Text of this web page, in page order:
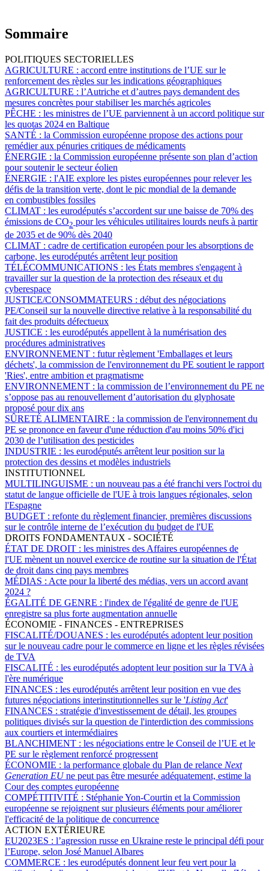
Sommaire
POLITIQUES SECTORIELLES
AGRICULTURE : accord entre institutions de l’UE sur le
renforcement des règles sur les indications géographiques
AGRICULTURE : l’Autriche et d’autres pays demandent des
mesures concrètes pour stabiliser les marchés agricoles
PÊCHE : les ministres de l’UE parviennent à un accord politique sur
les quotas 2024 en Baltique
SANTÉ : la Commission européenne propose des actions pour
remédier aux pénuries critiques de médicaments
ÉNERGIE : la Commission européenne présente son plan d’action
pour soutenir le secteur éolien
ÉNERGIE : l'AIE explore les pistes européennes pour relever les
défis de la transition verte, dont le pic mondial de la demande
en combustibles fossiles
CLIMAT : les eurodéputés s’accordent sur une baisse de 70% des
émissions de CO2 pour les véhicules utilitaires lourds neufs à partir
de 2035 et de 90% dès 2040
CLIMAT : cadre de certification européen pour les absorptions de
carbone, les eurodéputés arrêtent leur position
TÉLÉCOMMUNICATIONS : les États membres s'engagent à
travailler sur la question de la protection des réseaux et du
cyberespace
JUSTICE/CONSOMMATEURS : début des négociations
PE/Conseil sur la nouvelle directive relative à la responsabilité du
fait des produits défectueux
JUSTICE : les eurodéputés appellent à la numérisation des
procédures administratives
ENVIRONNEMENT : futur règlement 'Emballages et leurs
déchets', la commission de l'environnement du PE soutient le rapport
'Ries', entre ambition et pragmatisme
ENVIRONNEMENT : la commission de l’environnement du PE ne
s’oppose pas au renouvellement d’autorisation du glyphosate
proposé pour dix ans
SÛRETÉ ALIMENTAIRE : la commission de l'environnement du
PE se prononce en faveur d'une réduction d'au moins 50% d'ici
2030 de l’utilisation des pesticides
INDUSTRIE : les eurodéputés arrêtent leur position sur la
protection des dessins et modèles industriels
INSTITUTIONNEL
MULTILINGUISME : un nouveau pas a été franchi vers l'octroi du
statut de langue officielle de l'UE à trois langues régionales, selon
l'Espagne
BUDGET : refonte du règlement financier, premières discussions
sur le contrôle interne de l’exécution du budget de l'UE
DROITS FONDAMENTAUX - SOCIÉTÉ
ÉTAT DE DROIT : les ministres des Affaires européennes de
l'UE mènent un nouvel exercice de routine sur la situation de l'État
de droit dans cinq pays membres
MÉDIAS : Acte pour la liberté des médias, vers un accord avant
2024 ?
ÉGALITÉ DE GENRE : l'index de l'égalité de genre de l'UE
enregistre sa plus forte augmentation annuelle
ÉCONOMIE - FINANCES - ENTREPRISES
FISCALITÉ/DOUANES : les eurodéputés adoptent leur position
sur le nouveau cadre pour le commerce en ligne et les règles révisées
de TVA
FISCALITÉ : les eurodéputés adoptent leur position sur la TVA à
l'ère numérique
FINANCES : les eurodéputés arrêtent leur position en vue des
futures négociations interinstitutionnelles sur le 'Listing Act'
FINANCES : stratégie d'investissement de détail, les groupes
politiques divisés sur la question de l'interdiction des commissions
aux courtiers et intermédiaires
BLANCHIMENT : les négociations entre le Conseil de l’UE et le
PE sur le règlement renforcé progressent
ÉCONOMIE : la performance globale du Plan de relance Next
Generation EUne peut pas être mesurée adéquatement, estime la
Cour des comptes européenne
COMPÉTITIVITÉ : Stéphanie Yon-Courtin et la Commission
européenne se rejoignent sur plusieurs éléments pour améliorer
l'efficacité de la politique de concurrence
ACTION EXTÉRIEURE
EU2023ES : l’agression russe en Ukraine reste le principal défi pour
l’Europe, selon José Manuel Albares
COMMERCE : les eurodéputés donnent leur feu vert pour la